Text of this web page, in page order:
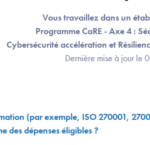
Vous travaillez dans un
Programme CaRE - Axe 4 :
Cybersécurité accélération et
Dernière mise à jour le
(par exemple, ISO 270001,
des dépenses éligibles ?